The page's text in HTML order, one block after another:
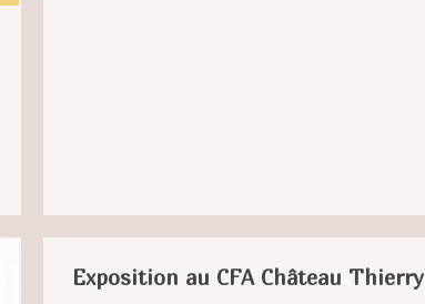
Exposition au CFA Château Thierry